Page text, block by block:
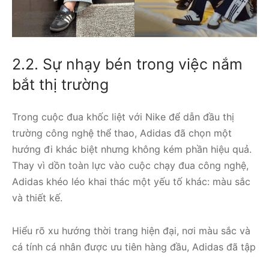
2.2. Sự nhạy bén trong việc nắm
bắt thị trường
Trong cuộc đua khốc liệt với Nike để dẫn đầu thị
trường công nghệ thể thao, Adidas đã chọn một
hướng đi khác biệt nhưng không kém phần hiệu quả.
Thay vì dồn toàn lực vào cuộc chạy đua công nghệ,
Adidas khéo léo khai thác một yếu tố khác: màu sắc
và thiết kế.
Hiểu rõ xu hướng thời trang hiện đại, nơi màu sắc và
cá tính cá nhân được ưu tiên hàng đầu, Adidas đã tập